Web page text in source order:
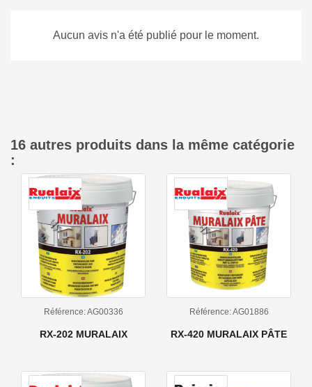
Aucun avis n'a été publié pour le moment.
16 autres produits dans la même catégorie
:
Référence: AG00336
RX-202 MURALAIX
Référence: AG01886
RX-420 MURALAIX PÂTE